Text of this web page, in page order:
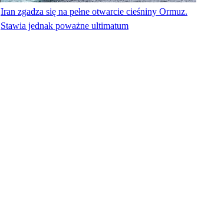
Iran zgadza się na pełne otwarcie cieśniny Ormuz.
Stawia jednak poważne ultimatum